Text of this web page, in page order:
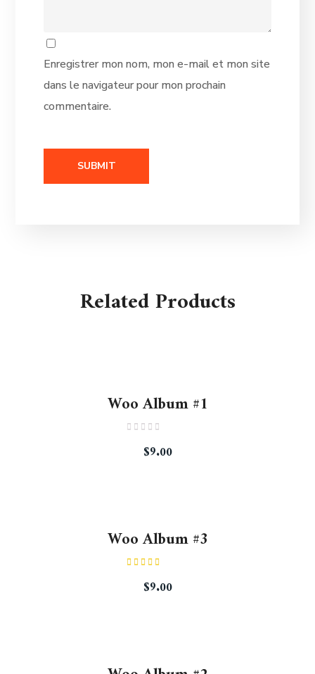
Enregistrer mon nom, mon e-mail et mon site
dans le navigateur pour mon prochain
commentaire.
Related Products
Woo Album #1
$9.00
Woo Album #3
3.00
out of
$9.00